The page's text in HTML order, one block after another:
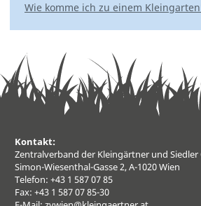
Wie komme ich zu einem
Kontakt:
Zentralverband der Kleingärtner und Siedler
Simon-Wiesenthal-Gasse 2, A-1020 Wien
Telefon: +43 1 587 07 85
Fax: +43 1 587 07 85-30